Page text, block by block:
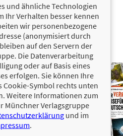
und ähnliche Technologien
Ihr Verhalten besser kennen
wir personenbezogene
(anonymisiert durch
auf den Servern der
Die Datenverarbeitung
oder auf Basis eines
erfolgen. Sie können Ihre
Cookie-Symbol rechts unten
Weitere Informationen zum
Münchner Verlagsgruppe
und im
.